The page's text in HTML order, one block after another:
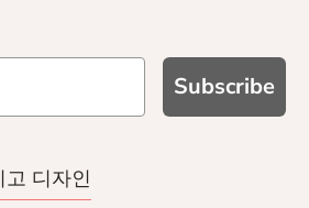
Subscribe
고 디자인